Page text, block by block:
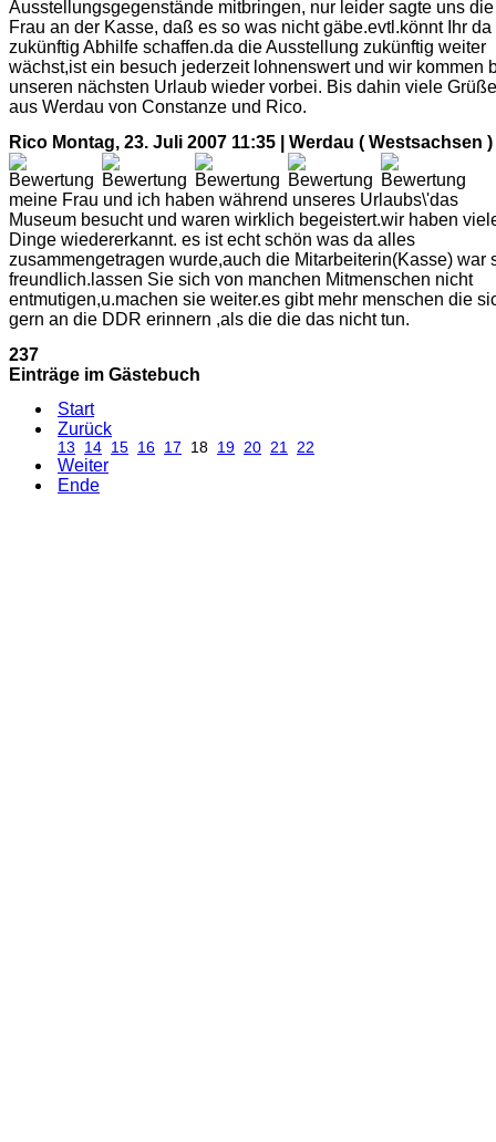
Ausstellungsgegenstände mitbringen, nur leider sagte uns die
Frau an der Kasse, daß es so was nicht gäbe.evtl.könnt Ihr da
zukünftig Abhilfe schaffen.da die Ausstellung zukünftig weiter
wächst,ist ein besuch jederzeit lohnenswert und wir kommen
unseren nächsten Urlaub wieder vorbei. Bis dahin viele Grüße
aus Werdau von Constanze und Rico.
Rico Montag, 23. Juli 2007 11:35 | Werdau ( Westsachsen )
meine Frau und ich haben während unseres Urlaubs\'das
Museum besucht und waren wirklich begeistert.wir haben
Dinge wiedererkannt. es ist echt schön was da alles
zusammengetragen wurde,auch die Mitarbeiterin(Kasse) war
freundlich.lassen Sie sich von manchen Mitmenschen nicht
entmutigen,u.machen sie weiter.es gibt mehr menschen die
gern an die DDR erinnern ,als die die das nicht tun.
237
Einträge im Gästebuch
Start
Zurück
13 14 15 16 17 18 19 20 21 22
Weiter
Ende